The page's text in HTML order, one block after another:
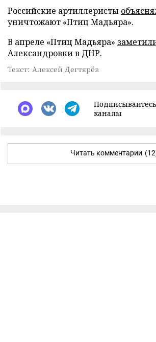
Российские артиллеристы
уничтожают «Птиц Мадьяра».
В апреле «Птиц Мадьяра»
Александровки в ДНР.
Текст: Алексей Дегтярёв
каналы
Читать комментарии